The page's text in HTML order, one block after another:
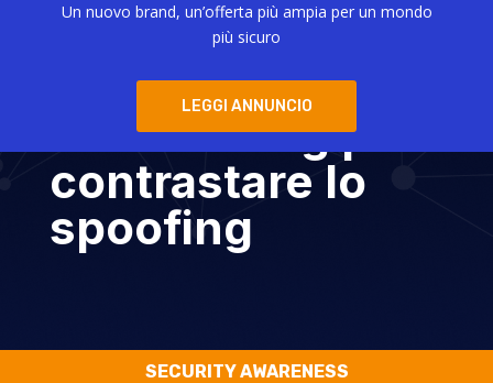
Un nuovo brand, un’offerta più ampia per un mondo
più sicuro
LEGGI ANNUNCIO
AI Daisy contro i
criminali:
scambaiting per
contrastare lo
spoofing
SECURITY AWARENESS